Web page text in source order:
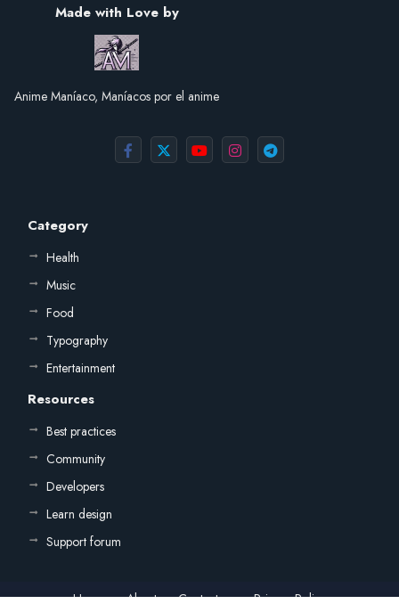
Made with Love by
Anime Maníaco, Maníacos por el anime
Category
Health
Music
Food
Typography
Entertainment
Resources
Best practices
Community
Developers
Learn design
Support forum
Home About Contact us Privacy Policy